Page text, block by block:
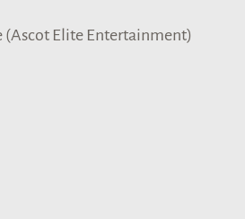
(Ascot Elite Entertainment)